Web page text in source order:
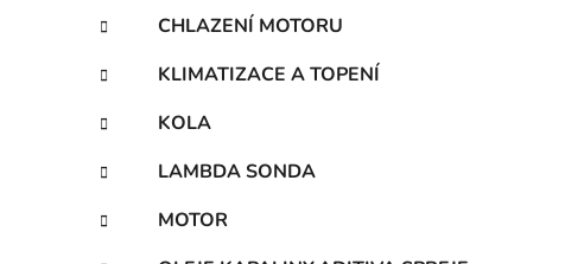
CHLAZENÍ MOTORU
KLIMATIZACE A TOPENÍ
KOLA
LAMBDA SONDA
MOTOR